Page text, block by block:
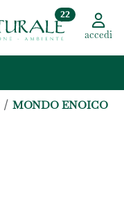
22
accedi
MONDO ENOICO